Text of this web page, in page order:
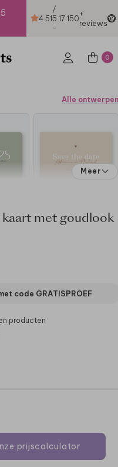
4.51
/
5
-
17.150+
reviews
0
Alle ontwerpen
Meer
met goudlook
code GRATISPROEF
producten
prijscalculator